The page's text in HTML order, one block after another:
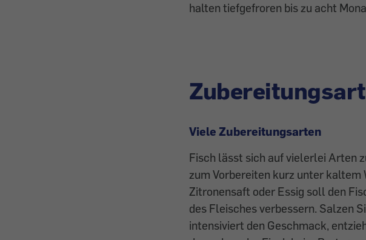
halten tiefgefroren bis zu acht
Viele Zubereitungsarten
Fisch lässt sich auf vielerlei Arten
zum Vorbereiten kurz unter kaltem
Zitronensaft oder Essig soll den
des Fleisches verbessern. Salzen
intensiviert den Geschmack,